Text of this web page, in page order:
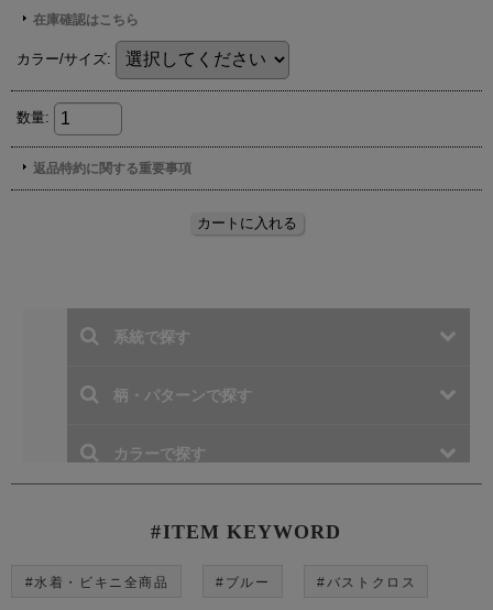
#ITEM KEYWORD
#水着・ビキニ全商品 #ブルー #バストクロス